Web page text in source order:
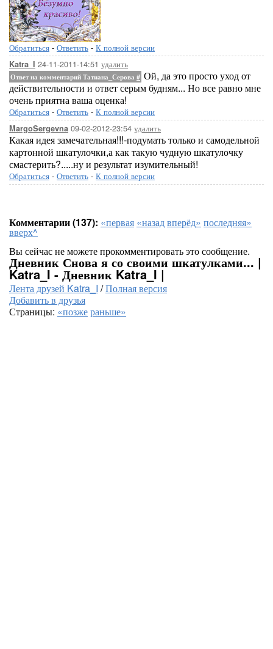
Обратиться - Ответить - К полной версии
Katra_I 24-11-2011-14:51 удалить
Ответ на комментарий Татиана_Серова # Ой, да это просто уход от
действительности и ответ серым будням... Но все равно мне
очень приятна ваша оценка!
Обратиться - Ответить - К полной версии
MargoSergevna 09-02-2012-23:54 удалить
Какая идея замечательная!!!-подумать только и самодельной
картонной шкатулочки,а как такую чудную шкатулочку
смастерить?.....ну и результат изумительный!
Обратиться - Ответить - К полной версии
Комментарии (137): «первая «назадвперёд» последняя»
вверх^
Вы сейчас не можете прокомментировать это сообщение.
Дневник Снова я со своими шкатулками... |
Katra_I - Дневник Katra_I |
Лента друзей Katra_I /Полная версия
Добавить в друзья
Страницы: «позжераньше»